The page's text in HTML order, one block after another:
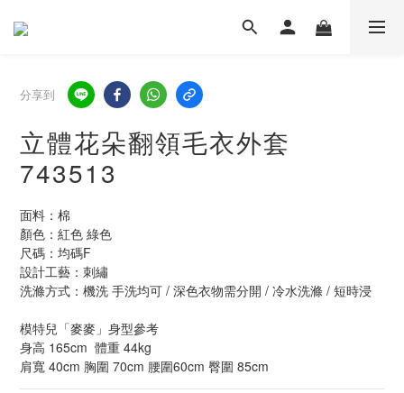
分享到
立體花朵翻領毛衣外套
743513
面料：棉
顏色：紅色 綠色
尺碼：均碼F
設計工藝：刺繡
洗滌方式：機洗 手洗均可 / 深色衣物需分開 / 冷水洗滌 / 短時浸
模特兒「麥麥」身型參考
身高 165cm  體重 44kg
肩寬 40cm 胸圍 70cm 腰圍60cm 臀圍 85cm